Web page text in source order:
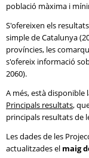
població màxima i
S'ofereixen els
simple de Catalunya
províncies, les
s'ofereix informació
2060).
A més, està disponible
Principals resultats,
principals resultats de
Les dades de les
actualitzades el maig